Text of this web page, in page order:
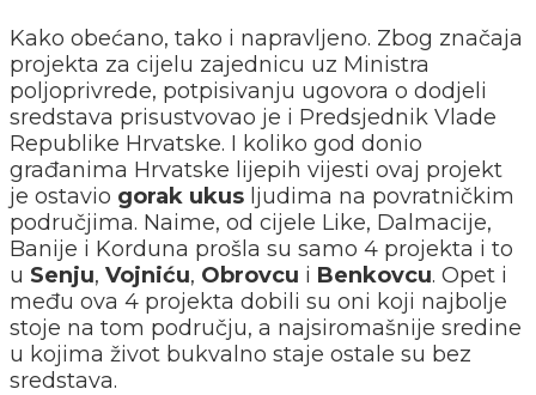
Kako obećano, tako i napravljeno. Zbog značaja
projekta za cijelu zajednicu uz Ministra
poljoprivrede, potpisivanju ugovora o dodjeli
sredstava prisustvovao je i Predsjednik Vlade
Republike Hrvatske. I koliko god donio
građanima Hrvatske lijepih vijesti ovaj projekt
je ostavio gorak ukus ljudima na povratničkim
područjima. Naime, od cijele Like, Dalmacije,
Banije i Korduna prošla su samo 4 projekta i to
u Senju, Vojniću, Obrovcu i Benkovcu. Opet i
među ova 4 projekta dobili su oni koji najbolje
stoje na tom području, a najsiromašnije sredine
u kojima život bukvalno staje ostale su bez
sredstava.